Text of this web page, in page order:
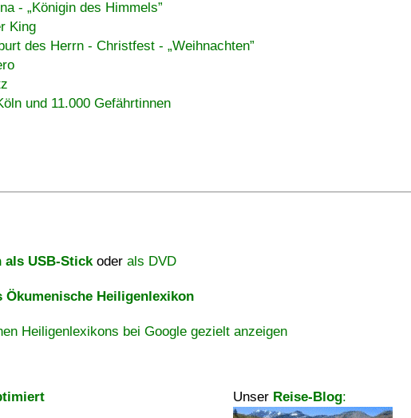
-
Königin des Himmels
King
des Herrn - Christfest -
Weihnachten
und 11.000 Gefährtinnen
als USB-Stickoder als DVD
Heiligenlexikon
Heiligenlexikons bei Google gezielt anzeigen
Unser Reise-Blog: